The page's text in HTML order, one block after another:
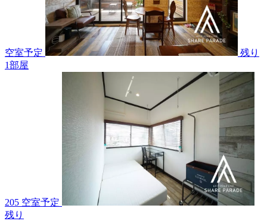
空室予定
残り
1部屋
205 空室予定
残り